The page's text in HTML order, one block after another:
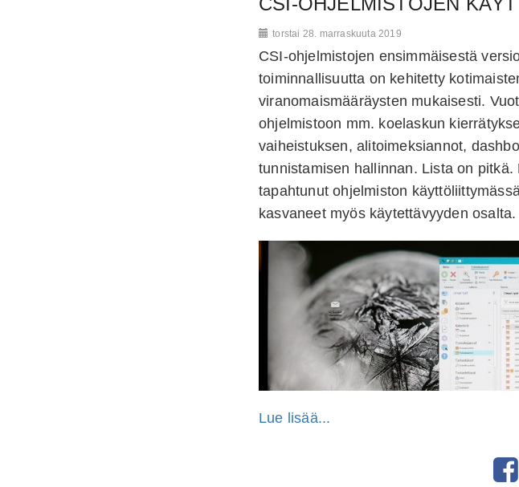
torstai 28. marraskuuta 2019
CSI-ohjelmistojen ensimmäisestä
toiminnallisuutta on kehitetty
viranomaismääräysten mukaisesti.
ohjelmistoon mm. koelaskun
vaiheistuksen, alitoimeksiannot,
tunnistamisen hallinnan. Lista on
tapahtunut ohjelmiston
kasvaneet myös käytettävyyden osalta.
Lue lisää...